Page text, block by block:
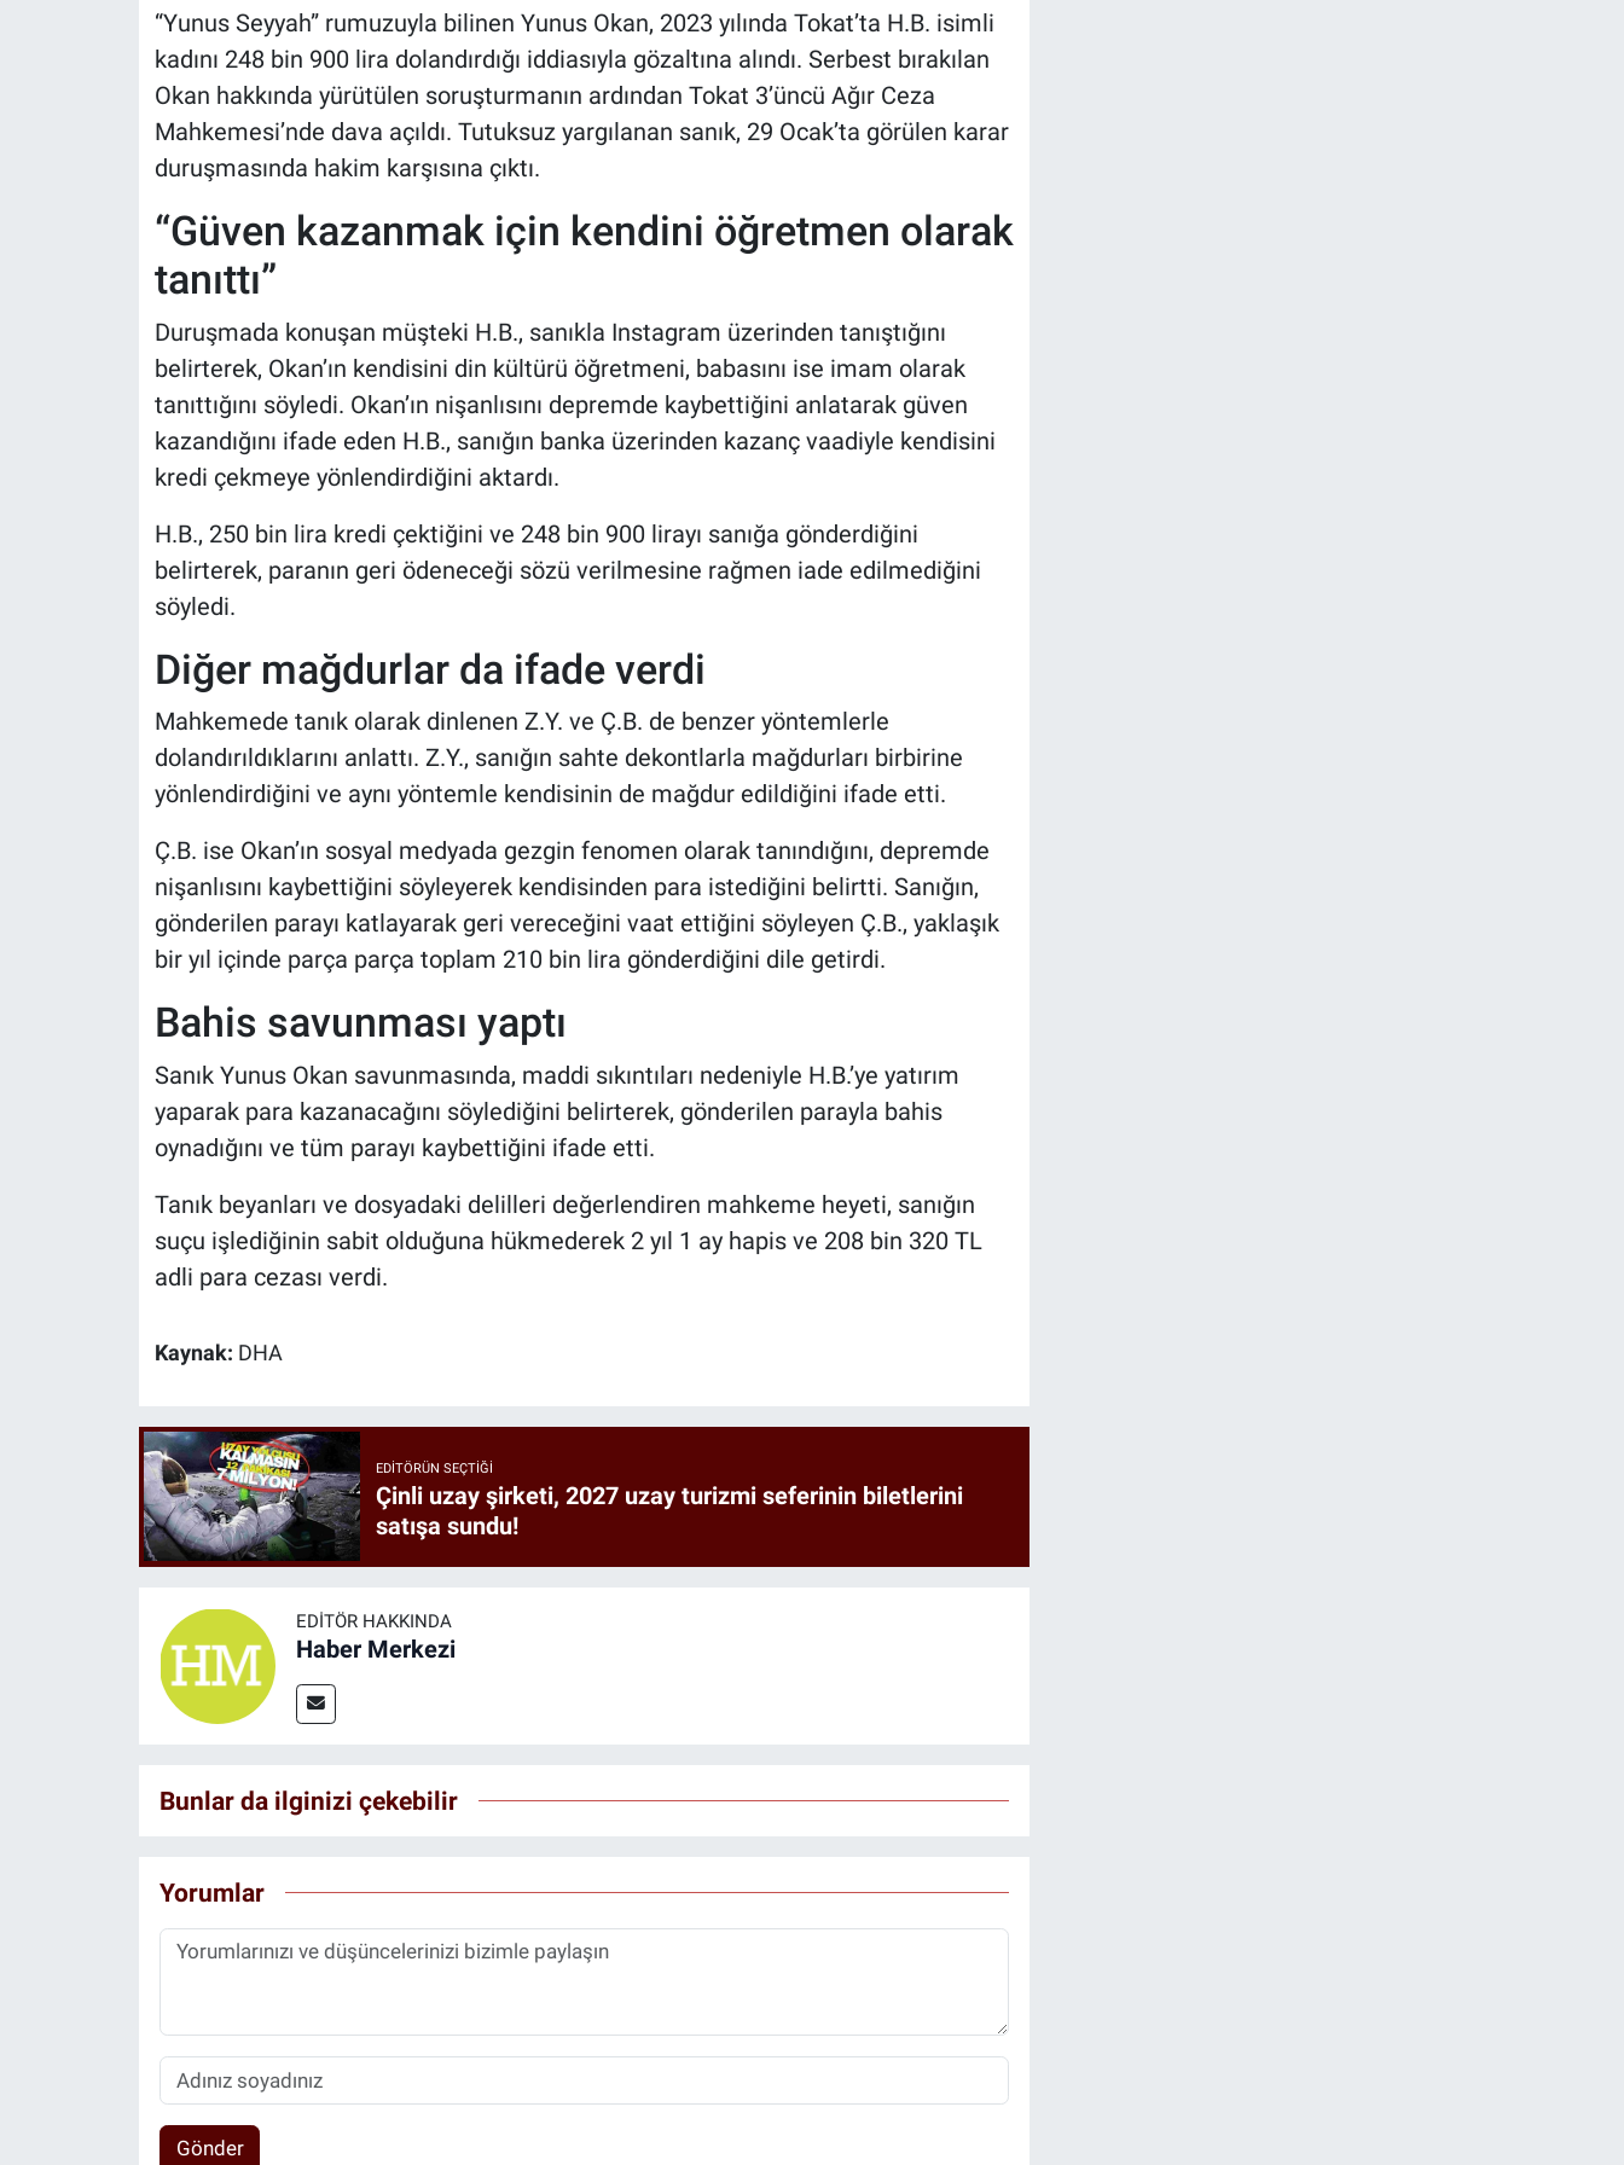
“Yunus Seyyah” rumuzuyla bilinen Yunus Okan, 2023 yılında Tokat’ta H.B. isimli
kadını 248 bin 900 lira dolandırdığı iddiasıyla gözaltına alındı. Serbest bırakılan
Okan hakkında yürütülen soruşturmanın ardından Tokat 3’üncü Ağır Ceza
Mahkemesi’nde dava açıldı. Tutuksuz yargılanan sanık, 29 Ocak’ta görülen karar
duruşmasında hakim karşısına çıktı.
“Güven kazanmak için kendini öğretmen olarak
tanıttı”
Duruşmada konuşan müşteki H.B., sanıkla Instagram üzerinden tanıştığını
belirterek, Okan’ın kendisini din kültürü öğretmeni, babasını ise imam olarak
tanıttığını söyledi. Okan’ın nişanlısını depremde kaybettiğini anlatarak güven
kazandığını ifade eden H.B., sanığın banka üzerinden kazanç vaadiyle kendisini
kredi çekmeye yönlendirdiğini aktardı.
H.B., 250 bin lira kredi çektiğini ve 248 bin 900 lirayı sanığa gönderdiğini
belirterek, paranın geri ödeneceği sözü verilmesine rağmen iade edilmediğini
söyledi.
Diğer mağdurlar da ifade verdi
Mahkemede tanık olarak dinlenen Z.Y. ve Ç.B. de benzer yöntemlerle
dolandırıldıklarını anlattı. Z.Y., sanığın sahte dekontlarla mağdurları birbirine
yönlendirdiğini ve aynı yöntemle kendisinin de mağdur edildiğini ifade etti.
Ç.B. ise Okan’ın sosyal medyada gezgin fenomen olarak tanındığını, depremde
nişanlısını kaybettiğini söyleyerek kendisinden para istediğini belirtti. Sanığın,
gönderilen parayı katlayarak geri vereceğini vaat ettiğini söyleyen Ç.B., yaklaşık
bir yıl içinde parça parça toplam 210 bin lira gönderdiğini dile getirdi.
Bahis savunması yaptı
Sanık Yunus Okan savunmasında, maddi sıkıntıları nedeniyle H.B.’ye yatırım
yaparak para kazanacağını söylediğini belirterek, gönderilen parayla bahis
oynadığını ve tüm parayı kaybettiğini ifade etti.
Tanık beyanları ve dosyadaki delilleri değerlendiren mahkeme heyeti, sanığın
suçu işlediğinin sabit olduğuna hükmederek 2 yıl 1 ay hapis ve 208 bin 320 TL
adli para cezası verdi.
Kaynak: DHA
EDITÖRÜN SEÇTIĞI
Çinli uzay şirketi, 2027 uzay turizmi seferinin biletlerini
satışa sundu!
EDITÖR HAKKINDA
Haber Merkezi
Bunlar da ilginizi çekebilir
Yorumlar
Gönder